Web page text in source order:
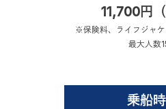
11,700円（
※保険料、ライフジャ
最大人数
乗船